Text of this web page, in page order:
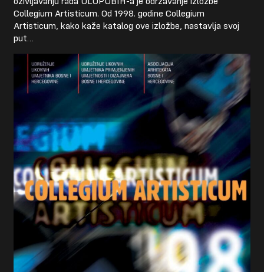
Collegium Artisticum. Od 1998. godine Collegium
Artisticum, kako kaže katalog ove izložbe, nastavlja svoj
put…